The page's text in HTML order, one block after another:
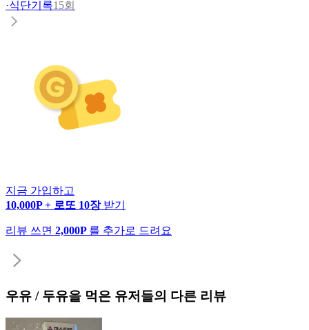
·식단기록15회
지금 가입하고
10,000P + 로또 10장 받기
리뷰 쓰면 2,000P 를 추가로 드려요
우유 / 두유을 먹은 유저들의 다른 리뷰